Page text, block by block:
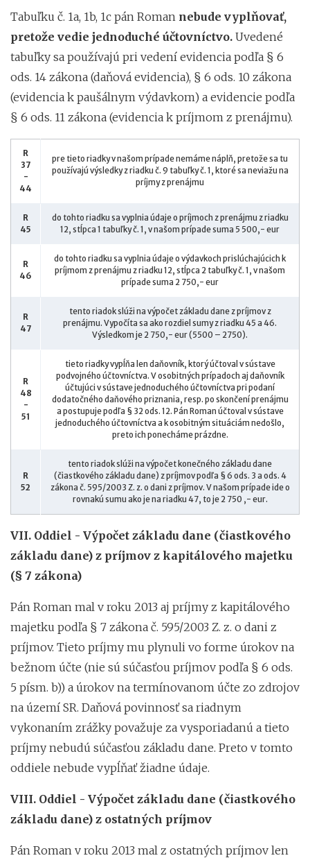
Tabuľku č. 1a, 1b, 1c pán Roman nebude vyplňovať,
pretože vedie jednoduché účtovníctvo. Uvedené
tabuľky sa používajú pri vedení evidencia podľa § 6
ods. 14 zákona (daňová evidencia), § 6 ods. 10 zákona
(evidencia k paušálnym výdavkom) a evidencie podľa
§ 6 ods. 11 zákona (evidencia k príjmom z prenájmu).
R
37
-
44
pre tieto riadky v našom prípade nemáme náplň, pretože sa tu
používajú výsledky z riadku č. 9 tabuľky č. 1, ktoré sa neviažu na
príjmy z prenájmu
R
45
do tohto riadku sa vyplnia údaje o príjmoch z prenájmu z riadku
12, stĺpca 1 tabuľky č. 1, v našom prípade suma 5 500,- eur
R
46
do tohto riadku sa vyplnia údaje o výdavkoch prislúchajúcich k
príjmom z prenájmu z riadku 12, stĺpca 2 tabuľky č. 1, v našom
prípade suma 2 750,- eur
R
47
tento riadok slúži na výpočet základu dane z príjmov z
prenájmu. Vypočíta sa ako rozdiel sumy z riadku 45 a 46.
Výsledkom je 2 750,- eur (5500 – 2750).
R
48
-
51
tieto riadky vypĺňa len daňovník, ktorý účtoval v sústave
podvojného účtovníctva. V osobitných prípadoch aj daňovník
účtujúci v sústave jednoduchého účtovníctva pri podaní
dodatočného daňového priznania, resp. po skončení prenájmu
a postupuje podľa § 32 ods. 12. Pán Roman účtoval v sústave
jednoduchého účtovníctva a k osobitným situáciám nedošlo,
preto ich ponecháme prázdne.
R
52
tento riadok slúži na výpočet konečného základu dane
(čiastkového základu dane) z príjmov podľa § 6 ods. 3 a ods. 4
zákona č. 595/2003 Z. z. o dani z príjmov. V našom prípade ide o
rovnakú sumu ako je na riadku 47, to je 2 750 ,- eur.
VII. Oddiel - Výpočet základu dane (čiastkového
základu dane) z príjmov z kapitálového majetku
(§ 7 zákona)
Pán Roman mal v roku 2013 aj príjmy z kapitálového
majetku podľa § 7 zákona č. 595/2003 Z. z. o dani z
príjmov. Tieto príjmy mu plynuli vo forme úrokov na
bežnom účte (nie sú súčasťou príjmov podľa § 6 ods.
5 písm. b)) a úrokov na termínovanom účte zo zdrojov
na území SR. Daňová povinnosť sa riadnym
vykonaním zrážky považuje za vysporiadanú a tieto
príjmy nebudú súčasťou základu dane. Preto v tomto
oddiele nebude vypĺňať žiadne údaje.
VIII. Oddiel - Výpočet základu dane (čiastkového
základu dane) z ostatných príjmov
Pán Roman v roku 2013 mal z ostatných príjmov len